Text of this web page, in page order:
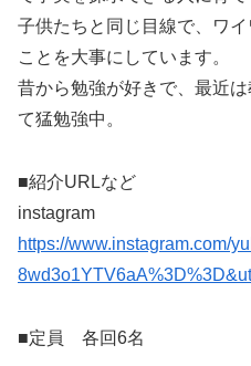
子供たちと同じ目線で、ワ
ことを大事にしています。
昔から勉強が好きで、最近
て猛勉強中。
■紹介URLなど
instagram
https://www.instagram.com/
■定員 各回6名